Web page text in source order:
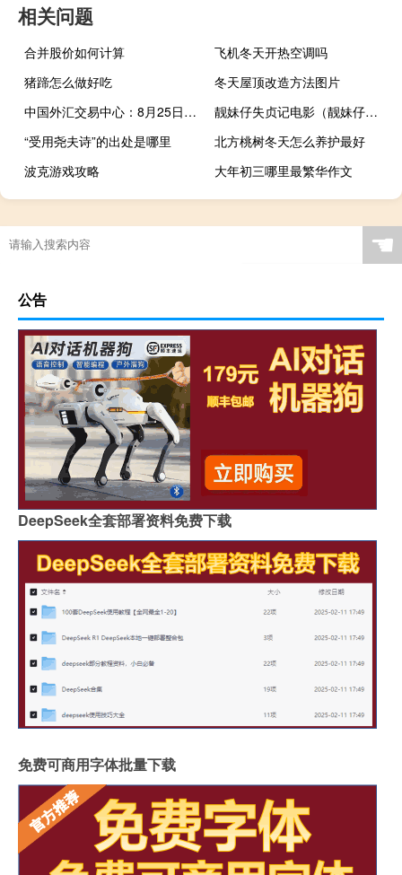
相关问题
合并股价如何计算
飞机冬天开热空调吗
猪蹄怎么做好吃
冬天屋顶改造方法图片
中国外汇交易中心：8月25日人民币汇率指数按周涨0.14至97.33
靓妹仔失贞记电影（靓妹仔失贞记）
“受用尧夫诗”的出处是哪里
北方桃树冬天怎么养护最好
波克游戏攻略
大年初三哪里最繁华作文
☚
公告
DeepSeek全套部署资料免费下载
免费可商用字体批量下载